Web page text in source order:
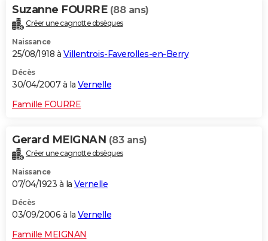
Suzanne FOURRE (88 ans)
Créer une cagnotte obsèques
Naissance
25/08/1918 à Villentrois-Faverolles-en-Berry
Décès
30/04/2007 à la Vernelle
Famille FOURRE
Gerard MEIGNAN (83 ans)
Créer une cagnotte obsèques
Naissance
07/04/1923 à la Vernelle
Décès
03/09/2006 à la Vernelle
Famille MEIGNAN